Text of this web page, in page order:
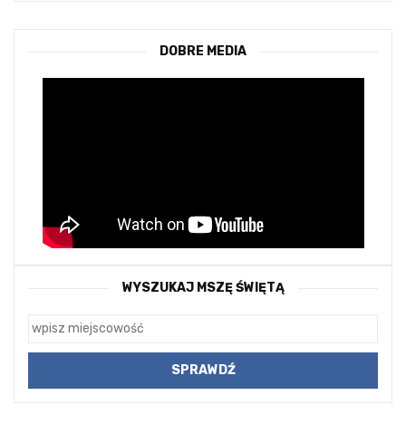
DOBRE MEDIA
WYSZUKAJ MSZĘ ŚWIĘTĄ